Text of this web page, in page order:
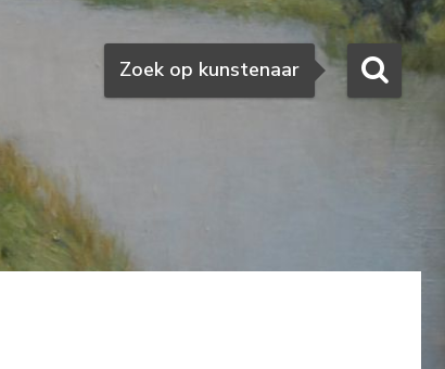
Zoeken
Zoek op kunstenaar